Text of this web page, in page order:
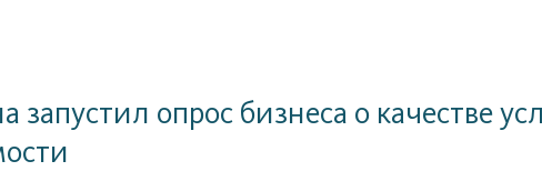
запустил опрос бизнеса о качестве